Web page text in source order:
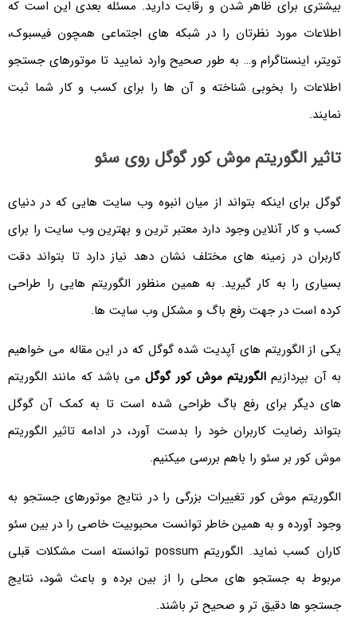
بیشتری برای ظاهر شدن و رقابت دارید. مسئله بعدی این است که
اطلاعات مورد نظرتان را در شبکه های اجتماعی همچون فیسبوک،
تویتر، اینستاگرام و… به طور صحیح وارد نمایید تا موتورهای جستجو
اطلاعات را بخوبی شناخته و آن ها را برای کسب و کار شما ثبت
نمایند.
تاثیر الگوریتم موش کور گوگل روی سئو
گوگل برای اینکه بتواند از میان انبوه وب سایت هایی که در دنیای
کسب و کار آنلاین وجود دارد معتبر ترین و بهترین وب سایت را برای
کاربران در زمینه های مختلف نشان دهد نیاز دارد تا بتواند دقت
بسیاری را به کار گیرید. به همین منظور الگوریتم هایی را طراحی
کرده است در جهت رفع باگ و مشکل وب سایت ها.
یکی از الگوریتم های آپدیت شده گوگل که در این مقاله می خواهیم
به آن بپردازیمالگوریتم موش کور گوگلمی باشد که مانند الگوریتم
های دیگر برای رفع باگ طراحی شده است تا به کمک آن گوگل
بتواند رضایت کاربران خود را بدست آورد، در ادامه تاثیر الگوریتم
موش کور بر سئو را باهم بررسی میکنیم.
الگوریتم موش کور تغییرات بزرگی را در نتایج موتورهای جستجو به
وجود آورده و به همین خاطر توانست محبوبیت خاصی را در بین سئو
کاران کسب نماید. الگوریتم possum توانسته است مشکلات قبلی
مربوط به جستجو های محلی را از بین برده و باعث شود، نتایج
جستجو ها دقیق تر و صحیح تر باشند.